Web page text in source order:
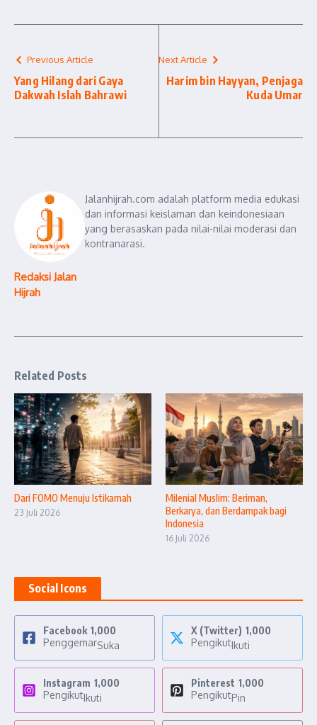
Previous Article
Yang Hilang dari Gaya
Dakwah Islah Bahrawi
Next Article
Harim bin Hayyan, Penjaga
Kuda Umar
Redaksi Jalan
Hijrah
Jalanhijrah.com adalah platform media edukasi
dan informasi keislaman dan keindonesiaan
yang berasaskan pada nilai-nilai moderasi dan
kontranarasi.
Related Posts
Dari FOMO Menuju Istikamah
23 Juli 2026
Milenial Muslim: Beriman,
Berkarya, dan Berdampak bagi
Indonesia
16 Juli 2026
Social Icons
Facebook 1,000
PenggemarSuka
X (Twitter) 1,000
PengikutIkuti
Instagram 1,000
PengikutIkuti
Pinterest 1,000
PengikutPin